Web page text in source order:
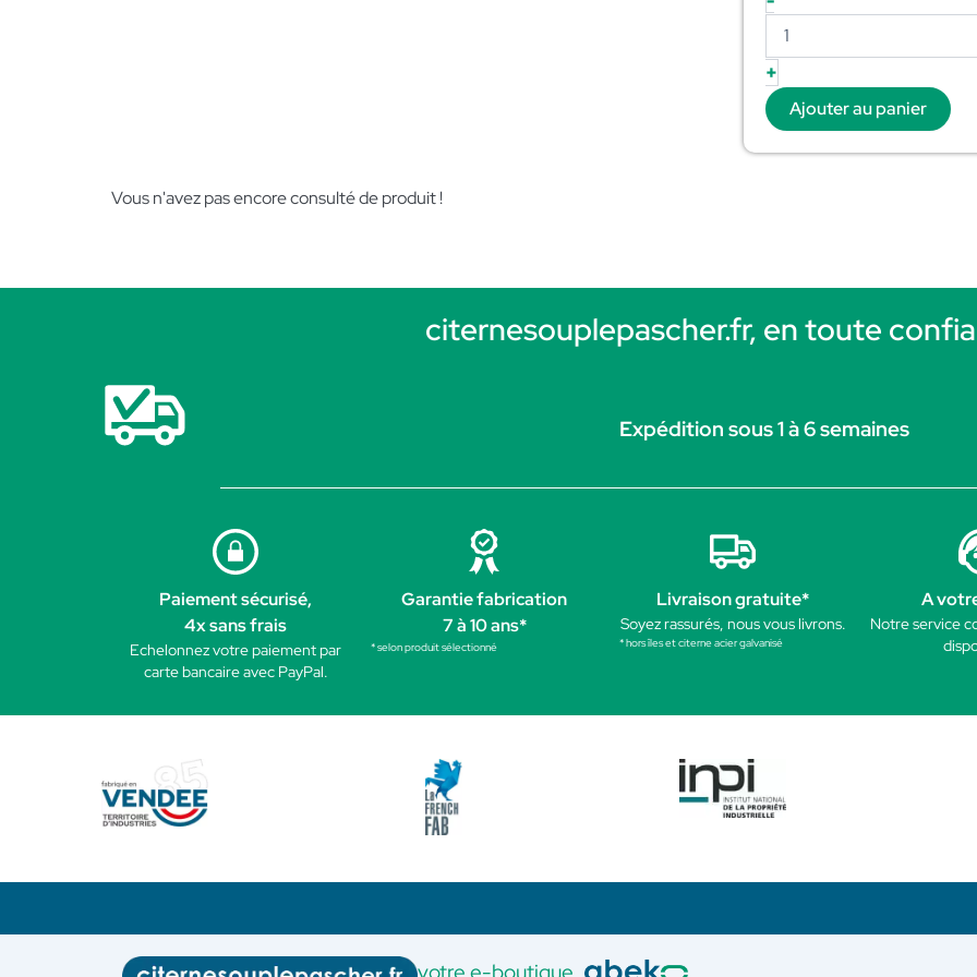
+
Ajouter au panier
Vous n'avez pas encore consulté de produit !
citernesouplepascher.fr, en toute
Expédition sous 1 à 6 semaines
Paiement sécurisé,
4x sans frais
Echelonnez votre paiement par
carte bancaire avec PayPal.
Garantie fabrication
7 à 10 ans*
* selon produit sélectionné
Livraison gratuite*
Soyez rassurés, nous vous livrons.
* hors îles et citerne acier galvanisé
A
Notre service